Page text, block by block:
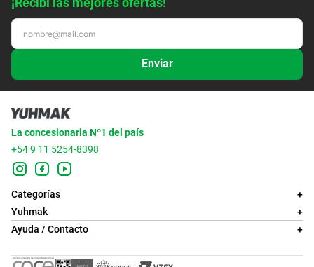
Enviar
La concesionaria Nº1 del país
+54 9 11 5254-8398
Categorías
+
Yuhmak
+
Ayuda / Contacto
+